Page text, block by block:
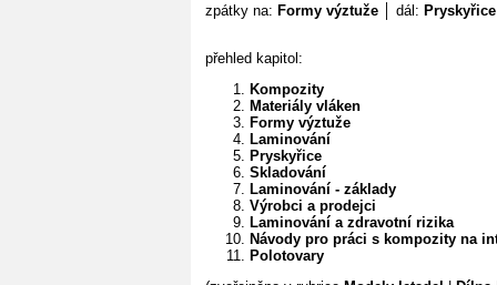
zpátky na: Formy výztuže │ dál: Pryskyřice
přehled kapitol:
Kompozity
Materiály vláken
Formy výztuže
Laminování
Pryskyřice
Skladování
Laminování - základy
Výrobci a prodejci
Laminování a zdravotní rizika
Návody pro práci s kompozity na
Polotovary